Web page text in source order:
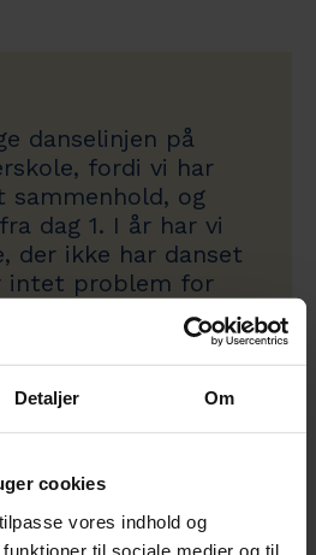
Detaljer Om
cookies
vores indhold og
til sociale medier og til
danselinjen på
fordi vi har
sammenhold, og
dag 1. I år har vi
der ikke har danset
intet problem for
hvor hurtigt, vi
på efterskole”.
årg. 20/21